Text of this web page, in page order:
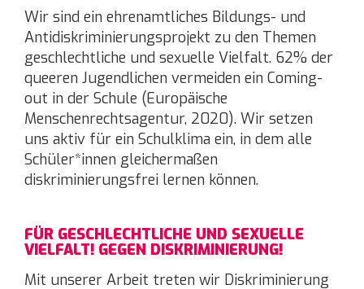
Wir sind ein ehrenamtliches Bildungs- und
Antidiskriminierungsprojekt zu den Themen
geschlechtliche und sexuelle Vielfalt. 62% der
queeren Jugendlichen vermeiden ein Coming-
out in der Schule (Europäische
Menschenrechtsagentur, 2020). Wir setzen
uns aktiv für ein Schulklima ein, in dem alle
Schüler*innen gleichermaßen
diskriminierungsfrei lernen können.
FÜR GESCHLECHTLICHE UND SEXUELLE
VIELFALT! GEGEN DISKRIMINIERUNG!
Mit unserer Arbeit treten wir Diskriminierung